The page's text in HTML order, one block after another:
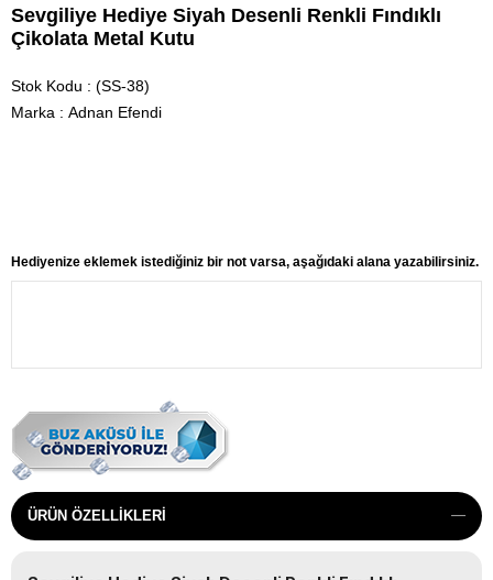
Sevgiliye Hediye Siyah Desenli Renkli Fındıklı
Çikolata Metal Kutu
Stok Kodu
(SS-38)
Marka : Adnan Efendi
Hediyenize eklemek istediğiniz bir not varsa, aşağıdaki alana yazabilirsiniz.
ÜRÜN ÖZELLIKLERI